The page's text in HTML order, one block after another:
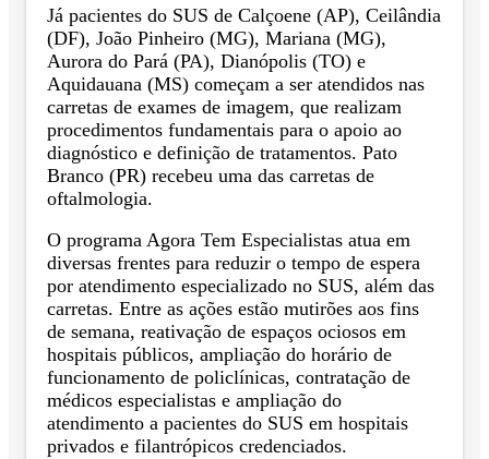
Já pacientes do SUS de Calçoene (AP), Ceilândia
(DF), João Pinheiro (MG), Mariana (MG),
Aurora do Pará (PA), Dianópolis (TO) e
Aquidauana (MS) começam a ser atendidos nas
carretas de exames de imagem, que realizam
procedimentos fundamentais para o apoio ao
diagnóstico e definição de tratamentos. Pato
Branco (PR) recebeu uma das carretas de
oftalmologia.
O programa Agora Tem Especialistas atua em
diversas frentes para reduzir o tempo de espera
por atendimento especializado no SUS, além das
carretas. Entre as ações estão mutirões aos fins
de semana, reativação de espaços ociosos em
hospitais públicos, ampliação do horário de
funcionamento de policlínicas, contratação de
médicos especialistas e ampliação do
atendimento a pacientes do SUS em hospitais
privados e filantrópicos credenciados.